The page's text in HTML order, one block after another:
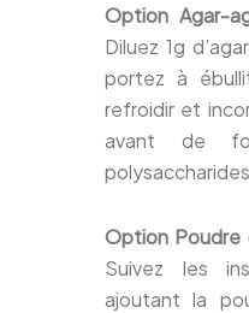
Option Agar-
Diluez 1g
portez à
refroidir et
avant de
Option Poudre
Suivez les
ajoutant la